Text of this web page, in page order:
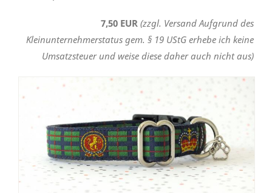
7,50 EUR (zzgl. Versand Aufgrund des
Kleinunternehmerstatus gem. § 19 UStG erhebe ich keine
Umsatzsteuer und weise diese daher auch nicht aus)